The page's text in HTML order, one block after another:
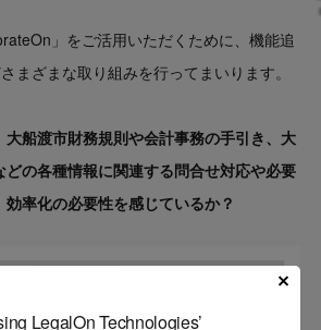
LegalOn Technologies’
」をご活用いただくために、機能追
まざまな取り組みを行ってまいります。
大船渡市財務規則や会計事務の手引き、大
の各種情報に関連する問合せ対応や必要
率化の必要性を感じているか？